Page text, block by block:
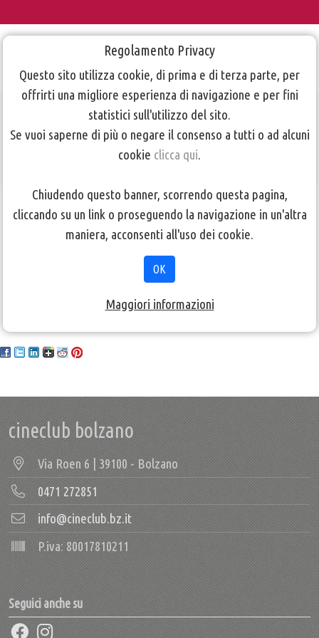
Regolamento Privacy
Questo sito utilizza cookie, di prima e di terza parte, per
offrirti una migliore esperienza di navigazione e per fini
statistici sull'utilizzo del sito.
Se vuoi saperne di più o negare il consenso a tutti o ad alcuni
cookie clicca qui.
Chiudendo questo banner, scorrendo questa pagina,
cliccando su un link o proseguendo la navigazione in un'altra
maniera, acconsenti all'uso dei cookie.
OK
Maggiori informazioni
Guida ai codec
TORNA ALLA PAGINA PRECEDENTE
cineclub bolzano
Via Roen 6 | 39100 - Bolzano
0471 272851
info@cineclub.bz.it
P.iva: 80017810211
Seguici anche su